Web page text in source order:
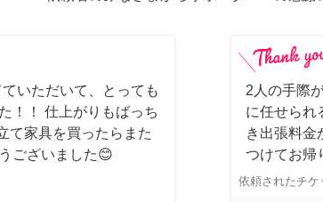
いただいて、とっても
！！ 仕上がりもばっち
て家具を買ったらまた
ございました😊
2人の手際
に任せられ
き出張料金
つけてお帰
依頼されたチケ